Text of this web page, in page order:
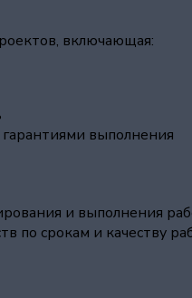
включающая:
выполнения
и выполнения
по срокам и качеству